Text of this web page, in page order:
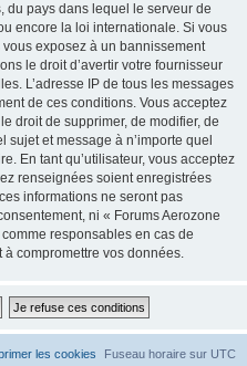
du pays dans lequel le serveur de
encore la loi internationale. Si vous
exposez à un bannissement
le droit d’avertir votre fournisseur
L’adresse IP de tous les messages
de ces conditions. Vous acceptez
droit de supprimer, de modifier, de
et message à n’importe quel
En tant qu’utilisateur, vous acceptez
renseignées soient enregistrées
informations ne seront pas
ni « Forums Aerozone
responsables en cas de
compromettre vos données.
Fuseau horaire sur UTC
les cookies